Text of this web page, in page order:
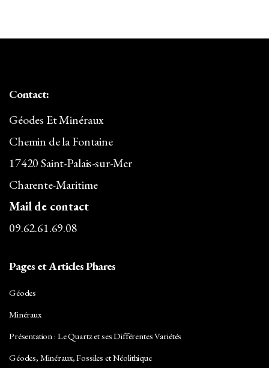
produit
Contact:
Géodes Et Minéraux
Chemin de la Fontaine
17420 Saint-Palais-sur-Mer
Charente-Maritime
Mail de contact
09.62.61.69.08
Pages et Articles Phares
Géodes
Minéraux
Présentation : Le Quartz et ses Différentes Variétés
Géodes, Minéraux, Fossiles et Néolithique